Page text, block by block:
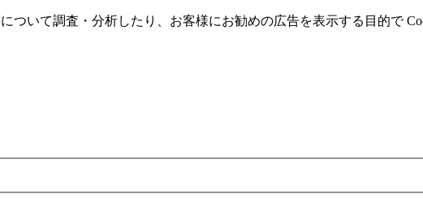
ついて調査・分析したり、お客様にお勧めの広告を表⽰する⽬的で